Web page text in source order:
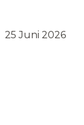
25 Juni 2026